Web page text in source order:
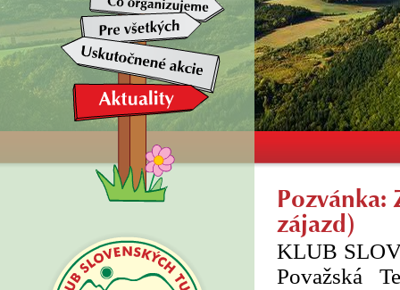
Pozvánka:
zájazd)
KLUB
Považská